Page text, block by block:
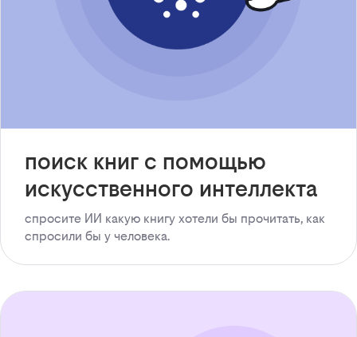
поиск книг с помощью
искусственного интеллекта
спросите ИИ какую книгу хотели бы прочитать, как
спросили бы у человека.